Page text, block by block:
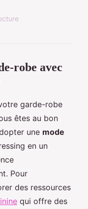
robe avec
garde-robe
êtes au bon
une mode
en un
Pour
des ressources
qui offre des